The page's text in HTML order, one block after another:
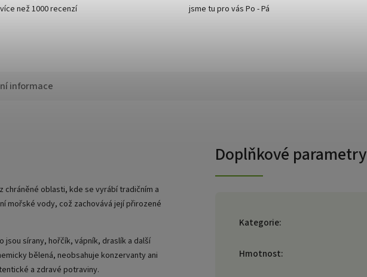
více než 1000 recenzí jsme tu pro vás Po - Pá
informace
oblasti, kde se vyrábí tradičním a
mořské vody, což zachovává její přirozené
jsou sírany, hořčík, vápník, draslík a další
bělená, neobsahuje konzervanty ani
a zdravé potraviny.
Doplňkové parametry
Kategorie:
Hmotnost: